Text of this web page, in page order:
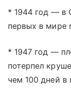
* 1944 год — в
первых в мире
* 1947 год —
потерпел
чем 100 дней в